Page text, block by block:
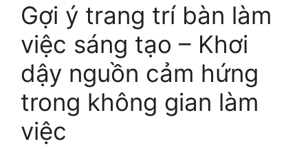
Gợi ý trang trí bàn làm
việc sáng tạo – Khơi
dậy nguồn cảm hứng
trong không gian làm
việc